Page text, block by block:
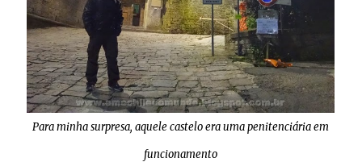
Para minha surpresa, aquele castelo era uma penitenciária em
funcionamento